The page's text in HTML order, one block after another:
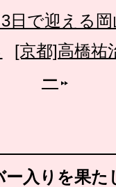
日で迎える
[京都]高橋祐
ー
ー入りを果